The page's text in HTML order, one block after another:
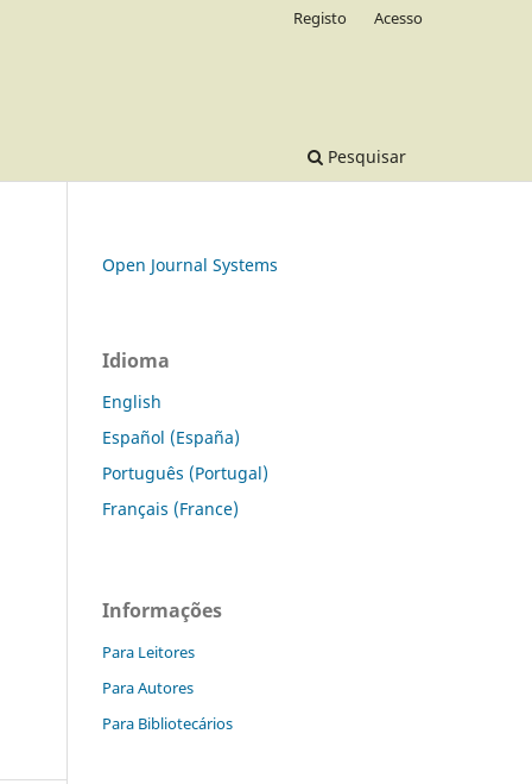
Pesquisar
Registo Acesso
Open Journal Systems
Idioma
English
Español (España)
Português (Portugal)
Français (France)
Informações
Para Leitores
Para Autores
Para Bibliotecários